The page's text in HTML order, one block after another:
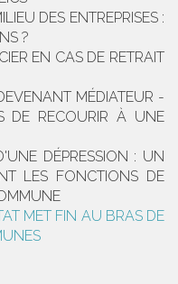
DES ENTREPRISES :
?
EN CAS DE RETRAIT
MÉDIATEUR -
DE RECOURIR À UNE
DÉPRESSION : UN
LES FONCTIONS DE
MET FIN AU BRAS DE